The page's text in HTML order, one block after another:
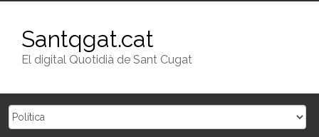
Santqgat.cat
El digital Quotidià de Sant Cugat